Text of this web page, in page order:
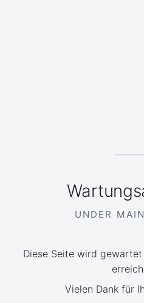
UNDER
Diese Seite wird
Vielen Dank für